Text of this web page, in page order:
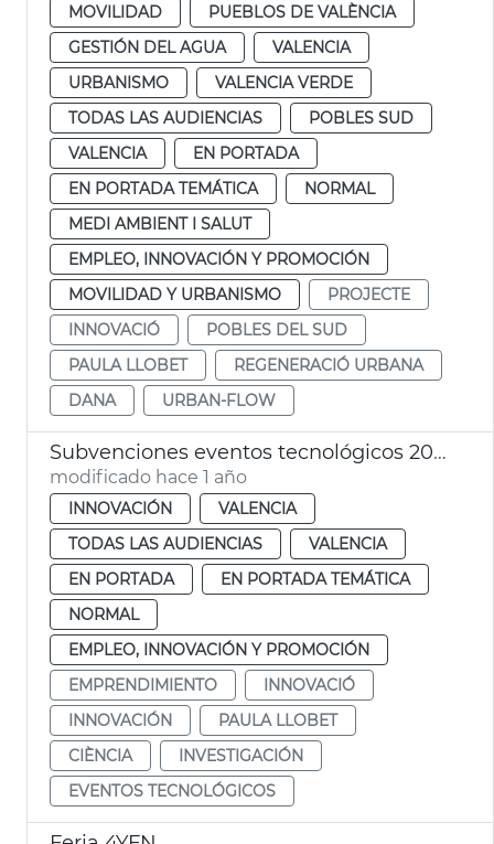
MOVILIDAD
PUEBLOS DE VALÈNCIA
GESTIÓN DEL AGUA
VALENCIA
URBANISMO
VALENCIA VERDE
TODAS LAS AUDIENCIAS
POBLES SUD
VALENCIA
EN PORTADA
EN PORTADA TEMÁTICA
NORMAL
MEDI AMBIENT I SALUT
EMPLEO, INNOVACIÓN Y PROMOCIÓN
MOVILIDAD Y URBANISMO
PROJECTE
INNOVACIÓ
POBLES DEL SUD
PAULA LLOBET
REGENERACIÓ URBANA
DANA
URBAN-FLOW
Subvenciones eventos tecnológicos 2025
modificado hace 1 año
INNOVACIÓN
VALENCIA
TODAS LAS AUDIENCIAS
VALENCIA
EN PORTADA
EN PORTADA TEMÁTICA
NORMAL
EMPLEO, INNOVACIÓN Y PROMOCIÓN
EMPRENDIMIENTO
INNOVACIÓ
INNOVACIÓN
PAULA LLOBET
CIÈNCIA
INVESTIGACIÓN
EVENTOS TECNOLÓGICOS